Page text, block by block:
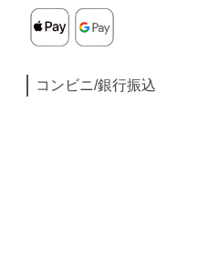
コンビニ/銀行振込